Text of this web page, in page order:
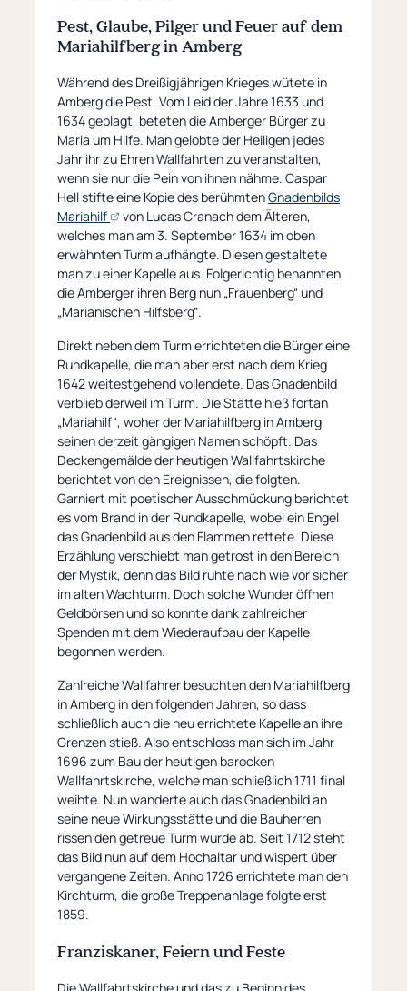
Pest, Glaube, Pilger und Feuer auf dem
Mariahilfberg in Amberg
Während des Dreißigjährigen Krieges wütete in
Amberg die Pest. Vom Leid der Jahre 1633 und
1634 geplagt, beteten die Amberger Bürger zu
Maria um Hilfe. Man gelobte der Heiligen jedes
Jahr ihr zu Ehren Wallfahrten zu veranstalten,
wenn sie nur die Pein von ihnen nähme. Caspar
Hell stifte eine Kopie des berühmtenGnadenbilds
Mariahilf
(öffnet
externe
Seite)
von Lucas Cranach dem Älteren,
welches man am 3. September 1634 im oben
erwähnten Turm aufhängte. Diesen gestaltete
man zu einer Kapelle aus. Folgerichtig benannten
die Amberger ihren Berg nun „Frauenberg“ und
„Marianischen Hilfsberg“.
Direkt neben dem Turm errichteten die Bürger eine
Rundkapelle, die man aber erst nach dem Krieg
1642 weitestgehend vollendete. Das Gnadenbild
verblieb derweil im Turm. Die Stätte hieß fortan
„Mariahilf“, woher der Mariahilfberg in Amberg
seinen derzeit gängigen Namen schöpft. Das
Deckengemälde der heutigen Wallfahrtskirche
berichtet von den Ereignissen, die folgten.
Garniert mit poetischer Ausschmückung berichtet
es vom Brand in der Rundkapelle, wobei ein Engel
das Gnadenbild aus den Flammen rettete. Diese
Erzählung verschiebt man getrost in den Bereich
der Mystik, denn das Bild ruhte nach wie vor sicher
im alten Wachturm. Doch solche Wunder öffnen
Geldbörsen und so konnte dank zahlreicher
Spenden mit dem Wiederaufbau der Kapelle
begonnen werden.
Zahlreiche Wallfahrer besuchten den Mariahilfberg
in Amberg in den folgenden Jahren, so dass
schließlich auch die neu errichtete Kapelle an ihre
Grenzen stieß. Also entschloss man sich im Jahr
1696 zum Bau der heutigen barocken
Wallfahrtskirche, welche man schließlich 1711 final
weihte. Nun wanderte auch das Gnadenbild an
seine neue Wirkungsstätte und die Bauherren
rissen den getreue Turm wurde ab. Seit 1712 steht
das Bild nun auf dem Hochaltar und wispert über
vergangene Zeiten. Anno 1726 errichtete man den
Kirchturm, die große Treppenanlage folgte erst
1859.
Franziskaner, Feiern und Feste